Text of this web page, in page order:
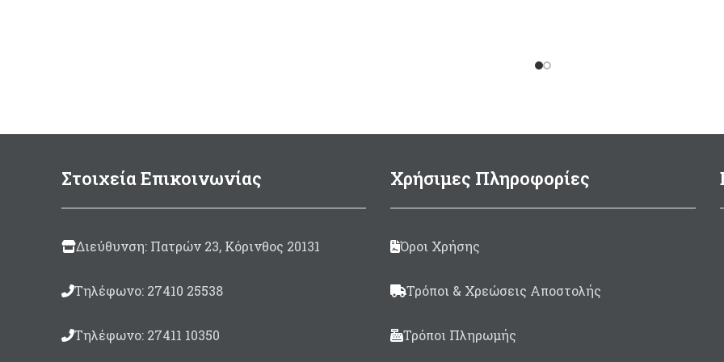
καταδυτικά κέντρα
μπορεί να
μπορείτε να
Στοιχεία Επικοινωνίας
Διεύθυνση: Πατρών 23, Κόρινθος 20131
Τηλέφωνο: 27410 25538
Τηλέφωνο: 27411 10350
Χρήσιμες Πληροφορίες
Όροι Χρήσης
Τρόποι & Χρεώσεις Αποστολής
Τρόποι Πληρωμής